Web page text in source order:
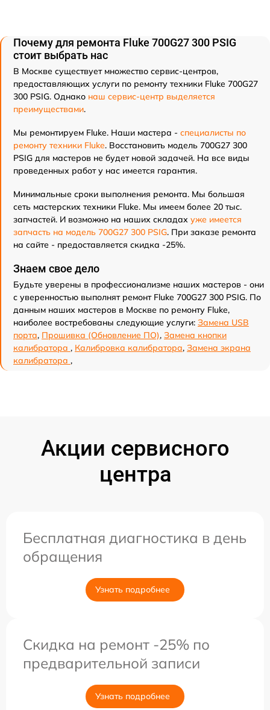
Почему для ремонта Fluke 700G27 300 PSIG
стоит выбрать нас
В Москве существует множество сервис-центров,
предоставляющих услуги по ремонту техники Fluke 700G27
300 PSIG. Однако наш сервис-центр выделяется
преимуществами.
Мы ремонтируем Fluke. Наши мастера - специалисты по
ремонту техники Fluke. Восстановить модель 700G27 300
PSIG для мастеров не будет новой задачей. На все виды
проведенных работ у нас имеется гарантия.
Минимальные сроки выполнения ремонта. Мы большая
сеть мастерских техники Fluke. Мы имеем более 20 тыс.
запчастей. И возможно на наших складах уже имеется
запчасть на модель 700G27 300 PSIG. При заказе ремонта
на сайте - предоставляется скидка -25%.
Знаем свое дело
Будьте уверены в профессионализме наших мастеров - они
с уверенностью выполнят ремонт Fluke 700G27 300 PSIG. По
данным наших мастеров в Москве по ремонту Fluke,
наиболее востребованы следующие услуги: Замена USB
порта, Прошивка (Обновление ПО), Замена кнопки
калибратора , Калибровка калибратора, Замена экрана
калибратора ,
Акции сервисного
центра
Бесплатная диагностика в день
обращения
Узнать подробнее
Скидка на ремонт -25% по
предварительной записи
Узнать подробнее